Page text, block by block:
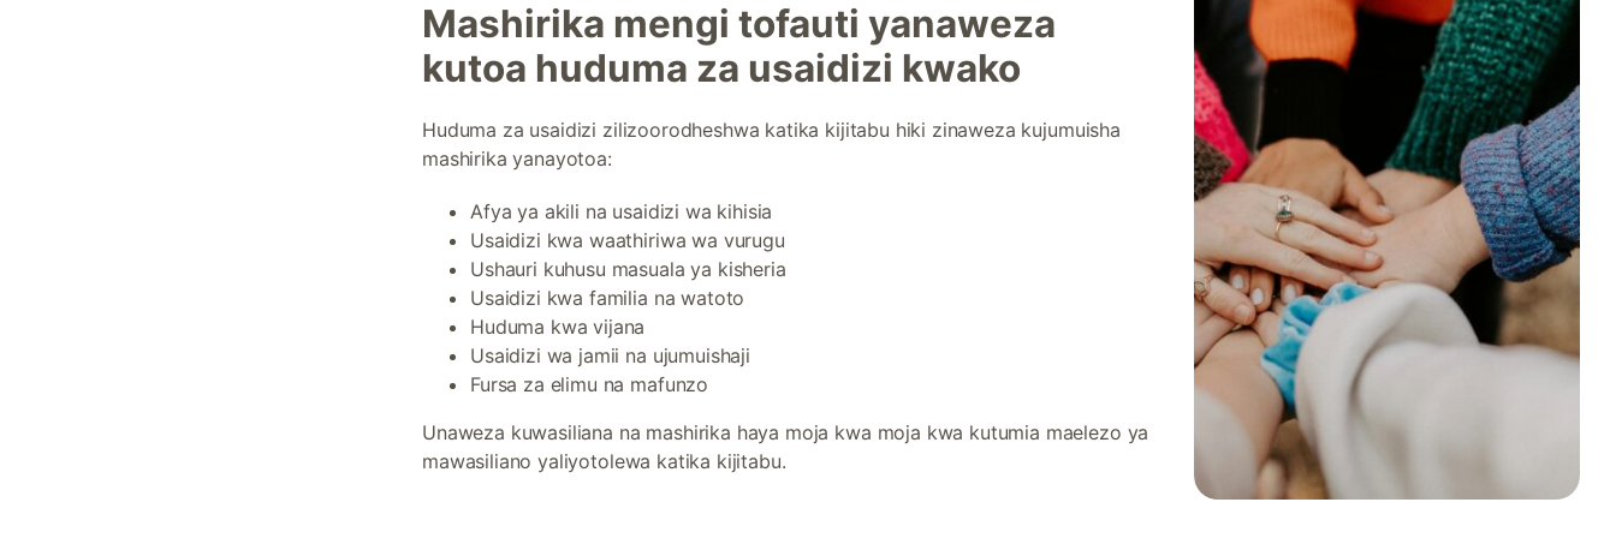
Mashirika mengi tofauti yanaweza
kutoa huduma za usaidizi kwako
Huduma za usaidizi zilizoorodheshwa katika kijitabu hiki zinaweza kujumuisha
mashirika yanayotoa:
Afya ya akili na usaidizi wa kihisia
Usaidizi kwa waathiriwa wa vurugu
Ushauri kuhusu masuala ya kisheria
Usaidizi kwa familia na watoto
Huduma kwa vijana
Usaidizi wa jamii na ujumuishaji
Fursa za elimu na mafunzo
Unaweza kuwasiliana na mashirika haya moja kwa moja kwa kutumia maelezo ya
mawasiliano yaliyotolewa katika kijitabu.